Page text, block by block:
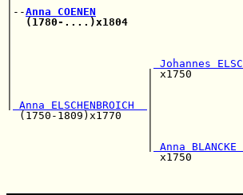
|--Anna COENEN
(1780-....)x1804
Johannes
|                     |
Anna ELSCHENBROICH
(1750-1809)x1770    |
Anna